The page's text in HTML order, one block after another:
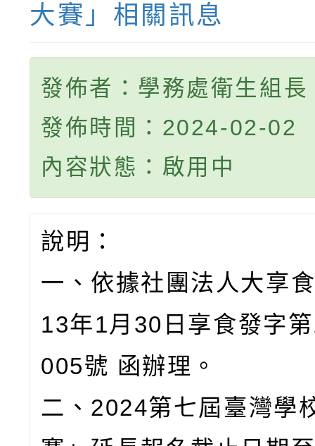
大賽」相關訊息
發佈者：學務處衛生組長
發佈時間：2024-02-02
內容狀態：啟用中
說明：
一、依據社團法人大享
13年1月30日享食發字
005號 函辦理。
二、2024第七屆臺灣學